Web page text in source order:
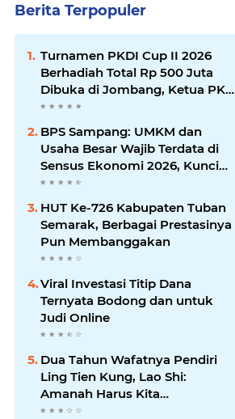
Berita Terpopuler
Turnamen PKDI Cup II 2026
Berhadiah Total Rp 500 Juta
Dibuka di Jombang, Ketua PKDI
Jatim Syaifullah Mahdi: Ajang
Komunikasi Antar-Kades untuk
Memajukan Desa
BPS Sampang: UMKM dan
Usaha Besar Wajib Terdata di
Sensus Ekonomi 2026, Kunci
Kebijakan Tepat Sasaran
HUT Ke-726 Kabupaten Tuban
Semarak, Berbagai Prestasinya
Pun Membanggakan
Viral Investasi Titip Dana
Ternyata Bodong dan untuk
Judi Online
Dua Tahun Wafatnya Pendiri
Ling Tien Kung, Lao Shi:
Amanah Harus Kita
Laksanakan!